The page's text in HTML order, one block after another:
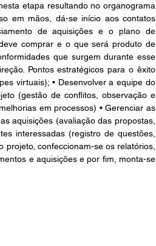
etapa resultando no organograma
em mãos, dá-se início aos contatos
de aquisições e o plano de
comprar e o que será produto de
que surgem durante esse
Pontos estratégicos para o êxito
virtuais); • Desenvolver a equipe do
(gestão de conflitos, observação e
em processos) • Gerenciar as
aquisições (avaliação das propostas,
interessadas (registro de questões,
confeccionam-se os relatórios,
e aquisições e por fim, monta-se